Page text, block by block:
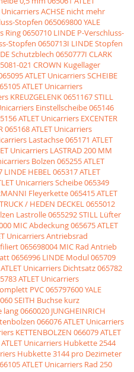
Unicarriers ACHSE nicht mehr
Stopfen 065069800 YALE
Ring0650710 LINDE P-Verschluss-
Stopfen 0650713I LINDE Stopfen
Schutzblech 0650777I CLARK
021 CROWN Kugellager
ATLET Unicarriers SCHEIBE
ATLET Unicarriers
KREUZGELENK0651167 STILL
Einstellscheibe065146
ATLET Unicarriers EXCENTER
065168 ATLET Unicarriers
Lastachse065171 ATLET
Unicarriers LASTRAD 200 MM
Bolzen 065255 ATLET
LINDE HEBEL065317 ATLET
Unicarriers Scheibe065349
Fleyerkette065415 ATLET
/ HEDEN DECKEL0655012
Lastrolle0655292 STILL Lüfter
MIC Abdeckung065675 ATLET
Unicarriers Antriebsrad
065698004 MIC Rad Antrieb
0656996 LINDE Modul065709
Unicarriers Dichtsatz065782
ATLET Unicarriers
PVC065797600 YALE
SEITH Buchse kurz
lang0660020 JUNGHEINRICH
066076 ATLET Unicarriers
KETTENBOLZEN 066079 ATLET
Unicarriers Hubkette 2544
Hubkette 3144 pro Dezimeter
ATLET Unicarriers Rad 250